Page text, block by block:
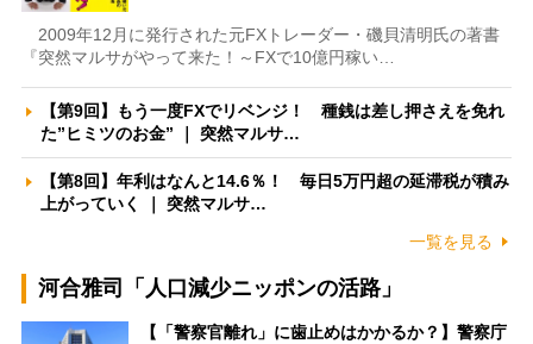
2009年12月に発行された元FXトレーダー・磯貝清明氏の著書
『突然マルサがやって来た！～FXで10億円稼い…
【第9回】もう一度FXでリベンジ！ 種銭は差し押さえを免れ
た”ヒミツのお金” ｜ 突然マルサ…
【第8回】年利はなんと14.6％！ 毎日5万円超の延滞税が積み
上がっていく ｜ 突然マルサ…
一覧を見る
河合雅司「人口減少ニッポンの活路」
【「警察官離れ」に歯止めはかかるか？】警察庁